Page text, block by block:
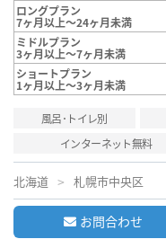
ロングプラン
7ヶ月以上～24ヶ月未満
ミドルプラン
3ヶ月以上～7ヶ月未満
ショートプラン
1ヶ月以上～3ヶ月未満
風呂･トイレ別
インターネット無料
北海道 札幌市中央区
お問合わせ